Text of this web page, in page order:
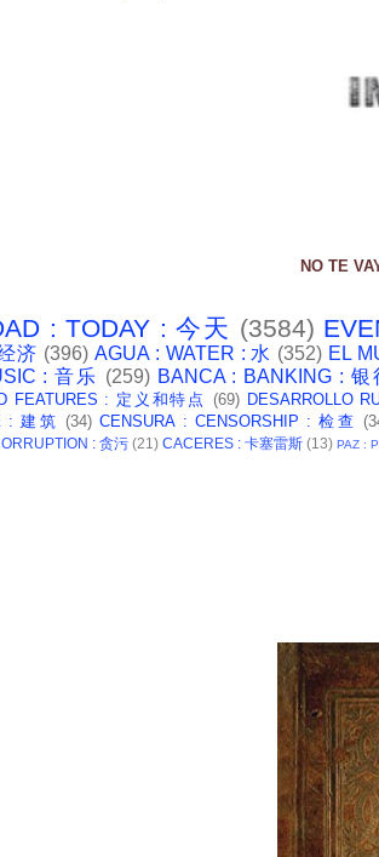
NO TE
: TODAY : 今天 (3584)
济 (396) AGUA : WATER : 水 (352) EL
: 音乐 (259) BANCA : BANKING : 银
FEATURES : 定义和特点 (69) DESARROLLO
: 建筑 (34) CENSURA : CENSORSHIP : 检查
: 贪污 (21) CACERES : 卡塞雷斯 (13) PAZ :